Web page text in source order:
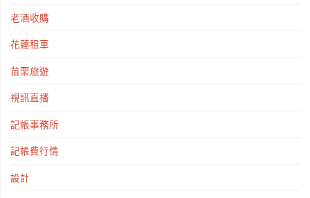
老酒收購
花蓮租車
苗栗旅遊
視訊直播
記帳事務所
記帳費行情
設計